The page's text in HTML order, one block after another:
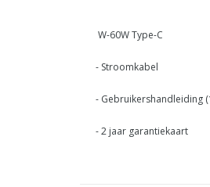
W-60W Type-C
- Stroomkabel
- Gebruikershandleiding
- 2 jaar garantiekaart